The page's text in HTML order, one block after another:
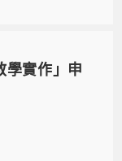
學實作」申